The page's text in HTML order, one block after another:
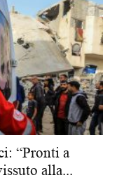
“Pronti a
alla...